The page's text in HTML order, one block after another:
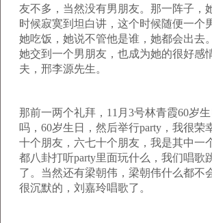
友不多，当然没有男朋友。那一阵子，
时候寂寞到坦白讲，这个时候随便一个
她吃饭，她说不管他是谁，她都会出去
她交到一个男朋友，也成为她的很好感
夫，邢李源先生。
那前一两个礼拜， 11 月 3号林青霞60岁
吗， 60岁生日，然后举行party ，我很荣
十个朋友，六七十个朋友，我是其中一
都八卦打听party里面玩什么，我们唱歌
了。当然还有梁朝伟，梁朝伟什么都不
很沉默的，刘嘉玲唱歌了。